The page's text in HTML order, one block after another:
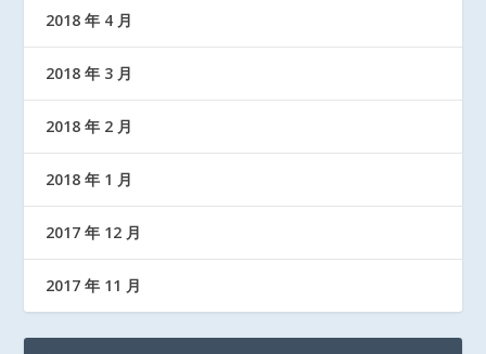
2018 年 4 月
2018 年 3 月
2018 年 2 月
2018 年 1 月
2017 年 12 月
2017 年 11 月